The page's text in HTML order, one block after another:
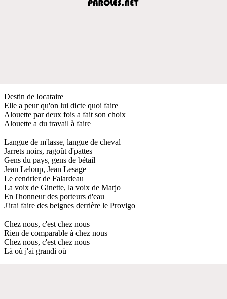
Destin de locataire
Elle a peur qu'on lui dicte quoi faire
Alouette par deux fois a fait son choix
Alouette a du travail à faire
Langue de m'lasse, langue de cheval
Jarrets noirs, ragoût d'pattes
Gens du pays, gens de bétail
Jean Leloup, Jean Lesage
Le cendrier de Falardeau
La voix de Ginette, la voix de Marjo
En l'honneur des porteurs d'eau
J'irai faire des beignes derrière le Provigo
Chez nous, c'est chez nous
Rien de comparable à chez nous
Chez nous, c'est chez nous
Là où j'ai grandi où